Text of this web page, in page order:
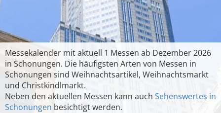
Messekalender mit aktuell 1 Messen ab Dezember 2026
in Schonungen. Die häufigsten Arten von Messen in
Schonungen sind Weihnachtsartikel, Weihnachtsmarkt
und Christkindlmarkt.
Neben den aktuellen Messen kann auch Sehenswertes in
Schonungen besichtigt werden.